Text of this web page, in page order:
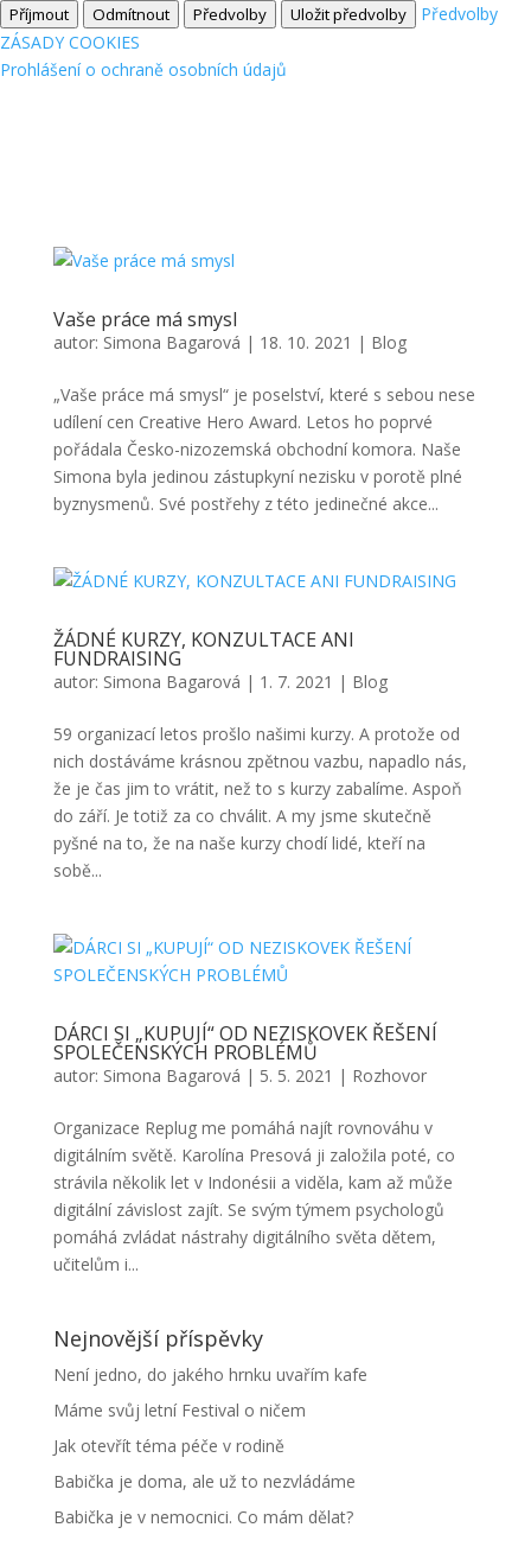
Příjmout Odmítnout Předvolby Uložit předvolby
Předvolby
ZÁSADY COOKIES
Prohlášení o ochraně osobních údajů
Vaše práce má smysl
autor: Simona Bagarová | 18. 10. 2021 | Blog
„Vaše práce má smysl“ je poselství, které s sebou nese
udílení cen Creative Hero Award. Letos ho poprvé
pořádala Česko-nizozemská obchodní komora. Naše
Simona byla jedinou zástupkyní nezisku v porotě plné
byznysmenů. Své postřehy z této jedinečné akce...
ŽÁDNÉ KURZY, KONZULTACE ANI
FUNDRAISING
autor: Simona Bagarová | 1. 7. 2021 | Blog
59 organizací letos prošlo našimi kurzy. A protože od
nich dostáváme krásnou zpětnou vazbu, napadlo nás,
že je čas jim to vrátit, než to s kurzy zabalíme. Aspoň
do září. Je totiž za co chválit. A my jsme skutečně
pyšné na to, že na naše kurzy chodí lidé, kteří na
sobě...
DÁRCI SI „KUPUJÍ“ OD NEZISKOVEK ŘEŠENÍ
SPOLEČENSKÝCH PROBLÉMŮ
autor: Simona Bagarová | 5. 5. 2021 | Rozhovor
Organizace Replug me pomáhá najít rovnováhu v
digitálním světě. Karolína Presová ji založila poté, co
strávila několik let v Indonésii a viděla, kam až může
digitální závislost zajít. Se svým týmem psychologů
pomáhá zvládat nástrahy digitálního světa dětem,
učitelům i...
Nejnovější příspěvky
Není jedno, do jakého hrnku uvařím kafe
Máme svůj letní Festival o ničem
Jak otevřít téma péče v rodině
Babička je doma, ale už to nezvládáme
Babička je v nemocnici. Co mám dělat?